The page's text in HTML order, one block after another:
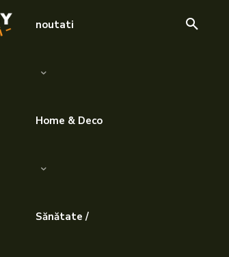
noutati
Home & Deco
Sănătate /